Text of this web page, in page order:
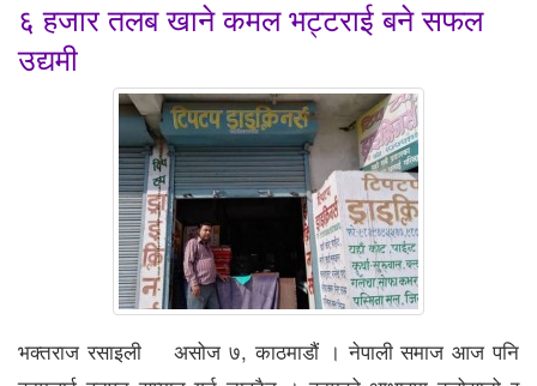
६ हजार तलब खाने कमल भट्टराई बने सफल
उद्यमी
भक्तराज रसाइली असोज ७, काठमाडौं । नेपाली समाज आज पनि